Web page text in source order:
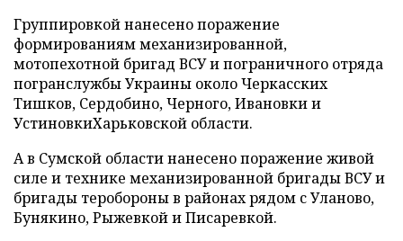
Группировкой нанесено поражение
формированиям механизированной,
мотопехотной бригад ВСУ и пограничного отряда
погранслужбы Украины около Черкасских
Тишков, Сердобино, Черного, Ивановки и
УстиновкиХарьковской области.
А в Сумской области нанесено поражение живой
силе и технике механизированной бригады ВСУ и
бригады теробороны в районах рядом с Уланово,
Бунякино, Рыжевкой и Писаревкой.